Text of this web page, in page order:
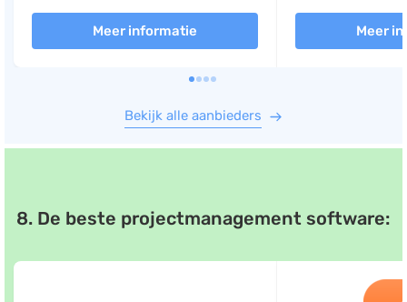
Meer informatie Meer
Bekijk alle aanbieders
8. De beste projectmanagement software: